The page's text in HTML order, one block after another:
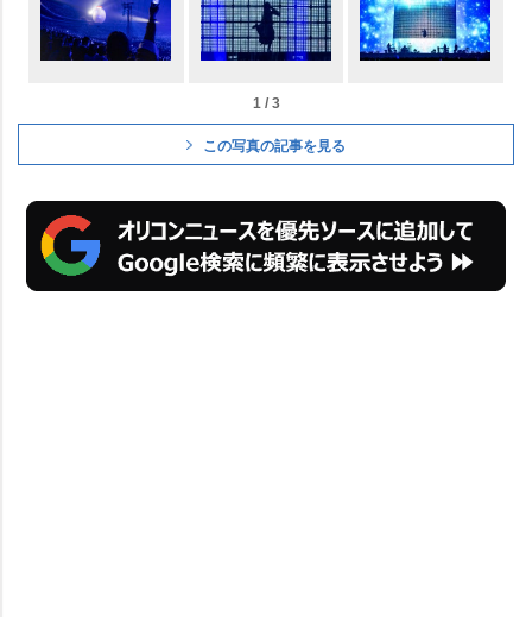
1 / 3
この写真の記事を見る